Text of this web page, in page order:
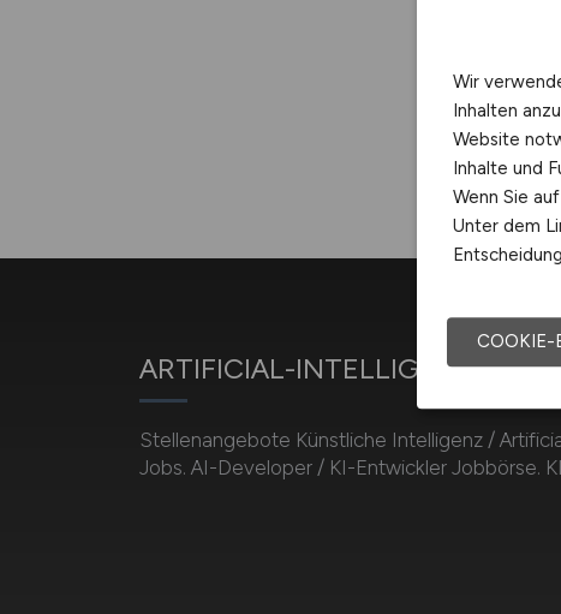
ARTIFICIAL-
Stellenangebote Künstliche Intelligenz /
Jobs. AI-Developer / KI-Entwickler Jobbörse.
Wir
Inhalten
Website
Inhalte und
Wenn Sie
Unter dem
COOKIE-